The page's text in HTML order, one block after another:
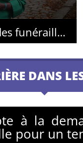
Le déroulement des funérailles dans un lieu laïc
DANS
à la
pour un